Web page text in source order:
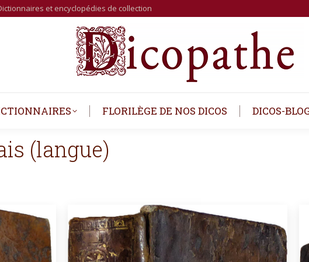
et encyclopédies de collection
FLORILÈGE DE NOS DICOS DICOS-
(langue)